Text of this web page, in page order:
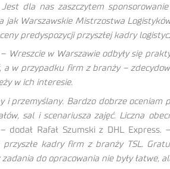
Jest dla nas zaszczytem
jak Warszawskie Mistrzostwa
predyspozycji przyszłej kadry
Wreszcie w Warszawie odbyły się
w przypadku firm z branży –
w ich interesie.
i przemyślany. Bardzo dobrze
sal i scenariusza zajęć. Liczna
dodał Rafał Szumski z DHL Express. –
kadry firm z branży TSL.
do opracowania nie były łatwe,